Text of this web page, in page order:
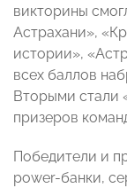
викторины
Астрахани»,
истории»,
всех баллов
Вторыми стали
призеров
Победители и
power-банки,